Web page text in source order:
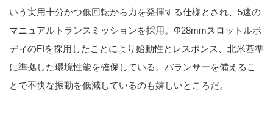
いう実用十分かつ低回転から力を発揮する仕様とされ、5速の
マニュアルトランスミッションを採用。Φ28mmスロットルボ
ディのFIを採用したことにより始動性とレスポンス、北米基準
に準拠した環境性能を確保している。バランサーを備えるこ
とで不快な振動を低減しているのも嬉しいところだ。